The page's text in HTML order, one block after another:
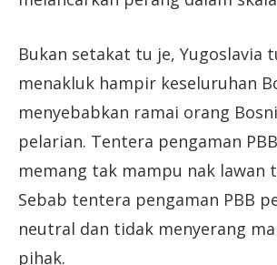
Bukan setakat tu je, Yugoslavia
menakluk hampir keseluruhan
menyebabkan ramai orang
pelarian. Tentera pengaman
memang tak mampu nak lawan
Sebab tentera pengaman PBB
neutral dan tidak menyerang
pihak.